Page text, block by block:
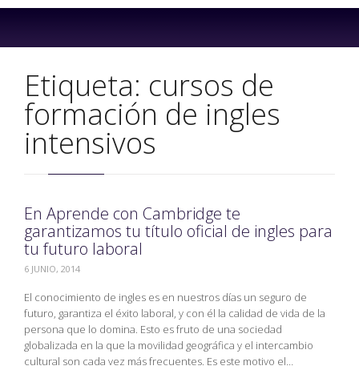
content
Etiqueta: cursos de
formación de ingles
intensivos
En Aprende con Cambridge te
garantizamos tu título oficial de ingles para
tu futuro laboral
6 JUNIO, 2014
El conocimiento de ingles es en nuestros días un seguro de
futuro, garantiza el éxito laboral, y con él la calidad de vida de la
persona que lo domina. Esto es fruto de una sociedad
globalizada en la que la movilidad geográfica y el intercambio
cultural son cada vez más frecuentes. Es este motivo el…